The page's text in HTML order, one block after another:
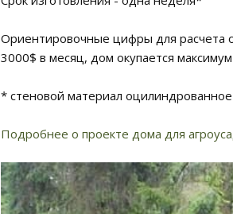
Ориентировочные цифры для расчета
3000$ в месяц, дом окупается
* стеновой материал
Подробнее о проекте дома для